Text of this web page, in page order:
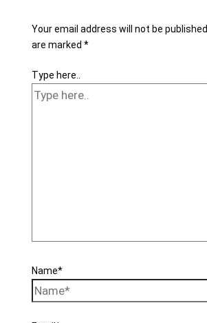
Your email address will not be published.
are marked *
Type here..
Name*